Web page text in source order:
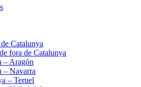
Catalunya
fora de Catalunya
– Aragón
– Navarra
– Teruel